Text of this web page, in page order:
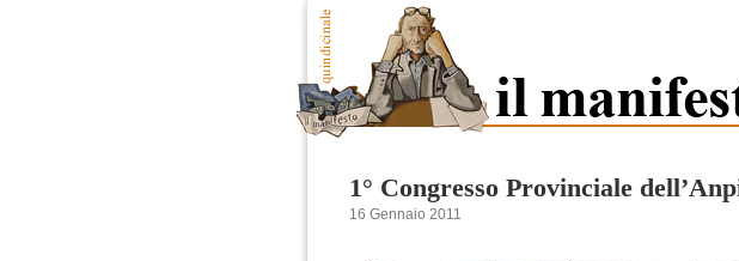
1° Congresso Provinciale
16 Gennaio 2011